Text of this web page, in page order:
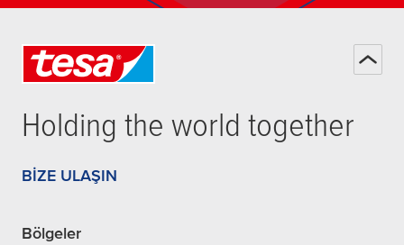
Holding the world together
BIZE ULAŞIN
Bölgeler